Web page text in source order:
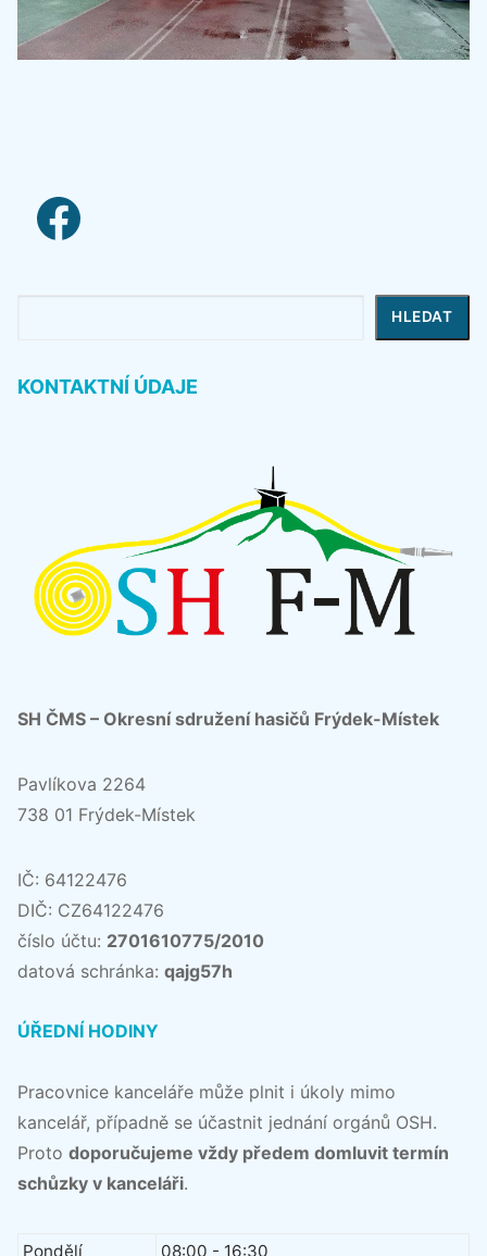
facebook link
HLEDAT
KONTAKTNÍ ÚDAJE
SH ČMS – Okresní sdružení hasičů Frýdek-Místek
Pavlíkova 2264
738 01 Frýdek-Místek
IČ: 64122476
DIČ: CZ64122476
číslo účtu: 2701610775/2010
datová schránka: qajg57h
ÚŘEDNÍ HODINY
Pracovnice kanceláře může plnit i úkoly mimo
kancelář, případně se účastnit jednání orgánů OSH.
Proto doporučujeme vždy předem domluvit termín
schůzky v kanceláři.
Pondělí 08:00 - 16:30